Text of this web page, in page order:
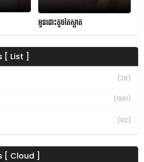
អូនដោះតូចតែស្អាត
[ List ]
(28)
(1961)
(92)
[ Cloud ]